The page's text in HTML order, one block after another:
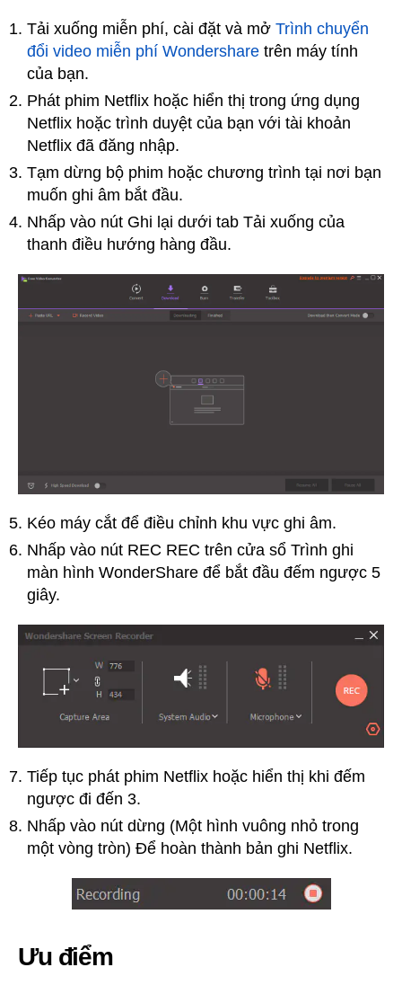
Tải xuống miễn phí, cài đặt và mở Trình chuyển
đổi video miễn phí Wondershare trên máy tính
của bạn.
Phát phim Netflix hoặc hiển thị trong ứng dụng
Netflix hoặc trình duyệt của bạn với tài khoản
Netflix đã đăng nhập.
Tạm dừng bộ phim hoặc chương trình tại nơi bạn
muốn ghi âm bắt đầu.
Nhấp vào nút Ghi lại dưới tab Tải xuống của
thanh điều hướng hàng đầu.
Kéo máy cắt để điều chỉnh khu vực ghi âm.
Nhấp vào nút REC REC trên cửa sổ Trình ghi
màn hình WonderShare để bắt đầu đếm ngược 5
giây.
Tiếp tục phát phim Netflix hoặc hiển thị khi đếm
ngược đi đến 3.
Nhấp vào nút dừng (Một hình vuông nhỏ trong
một vòng tròn) Để hoàn thành bản ghi Netflix.
Ưu điểm